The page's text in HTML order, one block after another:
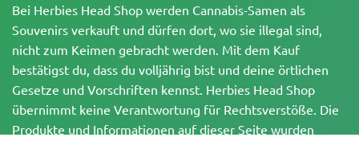
Bei Herbies Head Shop werden Cannabis-Samen als
Souvenirs verkauft und dürfen dort, wo sie illegal sind,
nicht zum Keimen gebracht werden. Mit dem Kauf
bestätigst du, dass du volljährig bist und deine örtlichen
Gesetze und Vorschriften kennst. Herbies Head Shop
übernimmt keine Verantwortung für Rechtsverstöße. Die
Produkte und Informationen auf dieser Seite wurden